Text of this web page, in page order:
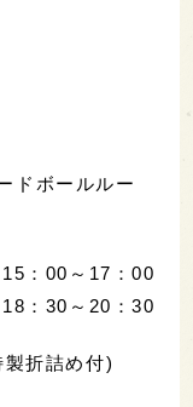
ドボールルー
：00～17：00
：30～20：30
折詰め付)